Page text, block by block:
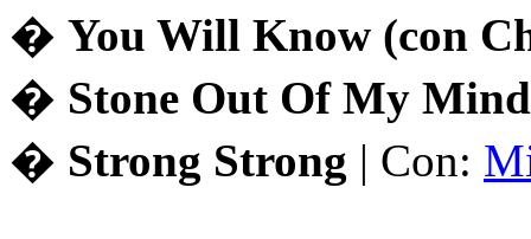
� You Will Know (con
� Stone Out Of My
� Strong Strong | Con: